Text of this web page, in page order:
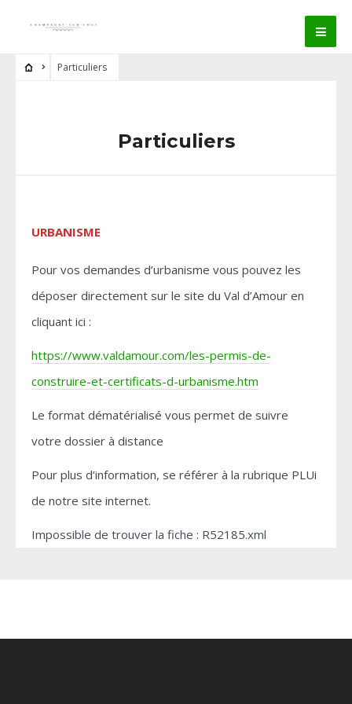
Particuliers
Particuliers
URBANISME
Pour vos demandes d’urbanisme vous pouvez les
déposer directement sur le site du Val d’Amour en
cliquant ici :
https://www.valdamour.com/les-permis-de-
construire-et-certificats-d-urbanisme.htm
Le format dématérialisé vous permet de suivre
votre dossier à distance
Pour plus d’information, se référer à la rubrique PLUi
de notre site internet.
Impossible de trouver la fiche : R52185.xml